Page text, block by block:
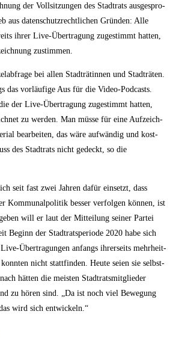
der Voll­sit­zun­gen des Stadt­rats aus­ge­spro­
aus daten­schutz­recht­li­chen Grün­den: Alle
ihrer Live-Über­tra­gung zuge­stimmt hat­ten,
zustimmen.
bei allen Stadt­rä­tin­nen und Stadt­rä­ten.
das vor­läu­fi­ge Aus für die Video-Pod­casts.
der Live-Über­tra­gung zuge­stimmt hat­ten,
zu wer­den. Man müs­se für eine Auf­zeich­
bear­bei­ten, das wäre auf­wän­dig und kost­
des Stadt­rats nicht gedeckt, so die
seit fast zwei Jah­ren dafür ein­setzt, dass
Kom­mu­nal­po­li­tik bes­ser ver­fol­gen kön­nen, ist
will er laut der Mit­tei­lung sei­ner Par­tei
Beginn der Stadt­rats­pe­ri­ode 2020 habe sich
Über­tra­gun­gen anfangs ihrer­seits mehr­heit­
nicht statt­fin­den. Heu­te sei­en sie selbst­
hät­ten die meis­ten Stadt­rats­mit­glie­der
zu hören sind. „Da ist noch viel Bewe­gung
wird sich entwickeln.“